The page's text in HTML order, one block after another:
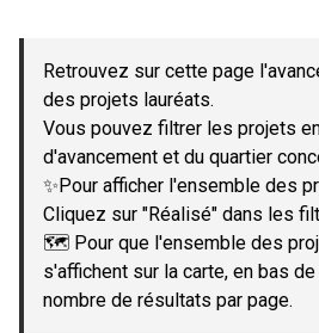
−
Retrouvez sur cette page
des projets lauréats.
Vous pouvez filtrer les projets
d'avancement et du quartier
✨Pour afficher l'ensemble des
Cliquez sur "Réalisé" dans les
🗺️ Pour que l'ensemble des
s'affichent sur la carte, en bas
nombre de résultats par page.